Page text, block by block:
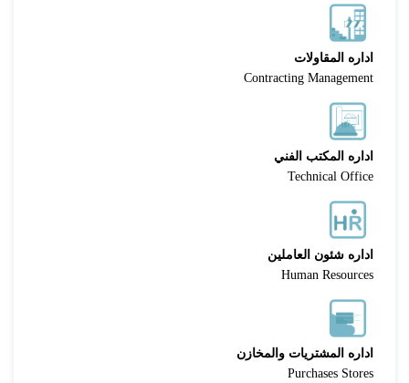
اداره المقاولات
Contracting Management
اداره المكتب الفني
Technical Office
اداره شئون العاملين
Human Resources
اداره المشتريات والمخازن
Purchases Stores